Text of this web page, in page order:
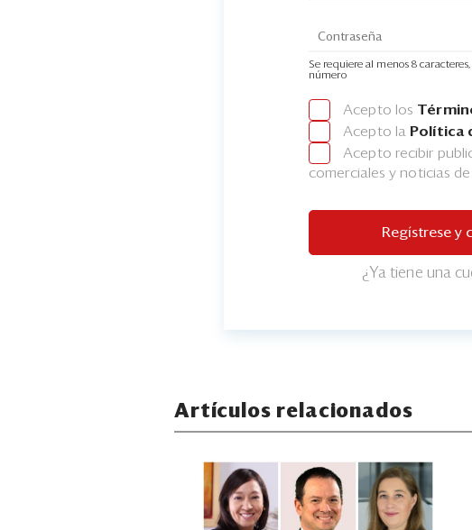
Se requiere al menos 8
número
Acepto los
Acepto la Política
Acepto recibir
comerciales y noticias
Regístrese y
¿Ya tiene una
Artículos relacionados